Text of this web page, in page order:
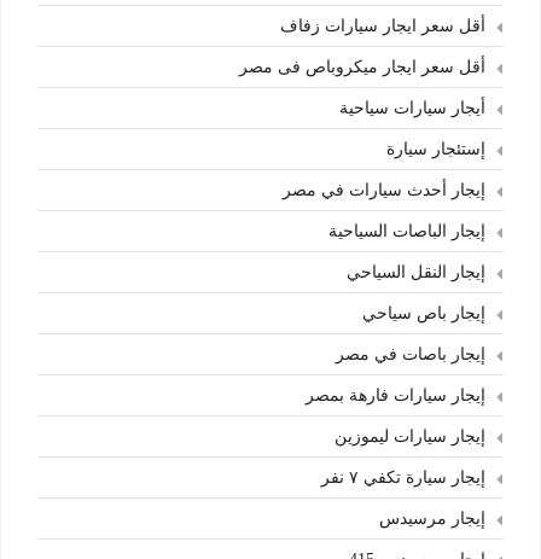
أقل سعر ايجار سيارات زفاف
أقل سعر ايجار ميكروباص فى مصر
أيجار سيارات سياحية
إستئجار سيارة
إيجار أحدث سيارات في مصر
إيجار الباصات السياحية
إيجار النقل السياحي
إيجار باص سياحي
إيجار باصات في مصر
إيجار سيارات فارهة بمصر
إيجار سيارات ليموزين
إيجار سيارة تكفي ٧ نفر
إيجار مرسيدس